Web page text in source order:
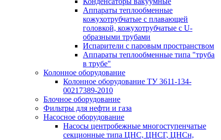
Аппараты теплообменные
кожухотрубчатые с плавающей
головкой, кожухотрубчатые с U-
образными трубами
Испарители с паровым пространством
Аппараты теплообменные типа "труба
в трубе"
Колонное оборудование
Колонное оборудование ТУ 3611-134-
00217389-2010
Блочное оборудование
Фильтры для нефти и газа
Насосное оборудование
Насосы центробежные многоступенчатые
секционные типа ЦНС, ЦНСГ, ЦНСн,